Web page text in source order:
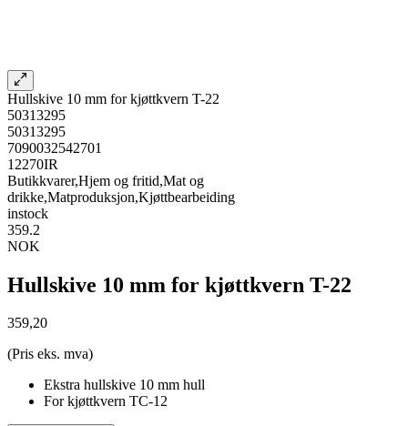
Hullskive 10 mm for kjøttkvern T-22
50313295
50313295
7090032542701
12270IR
Butikkvarer,Hjem og fritid,Mat og
drikke,Matproduksjon,Kjøttbearbeiding
instock
359.2
NOK
Hullskive 10 mm for kjøttkvern T-22
359,20
(Pris eks. mva)
Ekstra hullskive 10 mm hull
For kjøttkvern TC-12